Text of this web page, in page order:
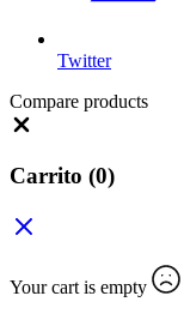
Twitter
Compare products
Carrito (0)
Your cart is empty